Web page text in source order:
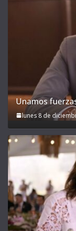
Unamos
lunes 8 de